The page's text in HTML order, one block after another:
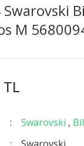
M
Swarovski ,